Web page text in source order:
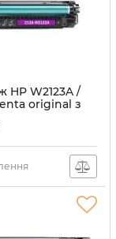
HP W2123A /
original з